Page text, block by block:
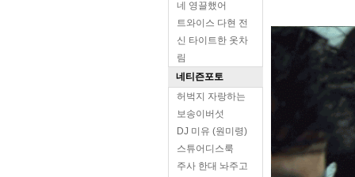
네 영끌했어
트와이스 다현 전
신 타이트한 옷차
림
네티즌포토
허벅지 자랑하는
보송이버섯
DJ 미유 (원미령)
스튜어디스룩
주사 한대 놔주고